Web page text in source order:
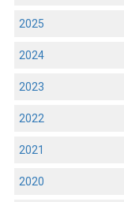
2025
2024
2023
2022
2021
2020